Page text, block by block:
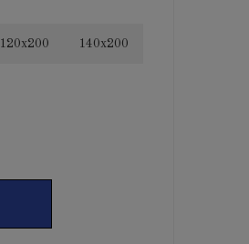
120x200 140x200